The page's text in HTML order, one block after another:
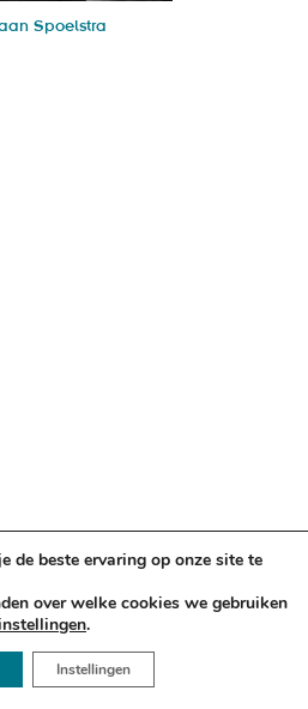
Spoelstra
de beste ervaring op onze site te
over welke cookies we gebruiken
.
Instellingen